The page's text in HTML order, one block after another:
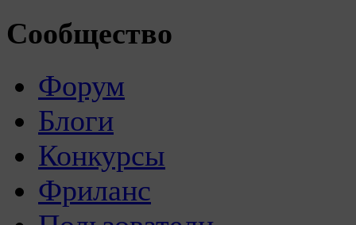
Сообщество
Форум
Блоги
Конкурсы
Фриланс